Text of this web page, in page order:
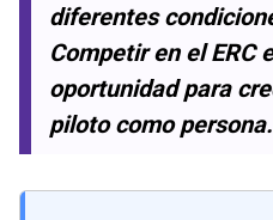
diferentes
Competir en el ERC
oportunidad para
piloto como persona.